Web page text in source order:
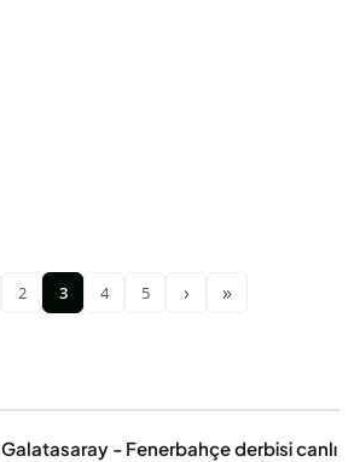
2 3 4 5 › »
Galatasaray - Fenerbahçe derbisi canlı